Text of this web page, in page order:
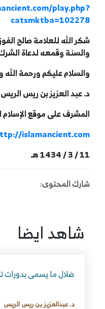
play.php?
catsmktba=102278
شكر الله للعلامة صالح
والسنة وقمعه لدعاة
والسلام عليكم ورحمة الله
د. عبد العزيز بن ريس الريس
المشرف على موقع الإسلام
islamancient.com/
11 / 3 / 1434 هـ
شارك المحتوى:
شاهد ايضا
ضلال ما يسمى بدورات
د. عبدالعزيز بن ريس الريس